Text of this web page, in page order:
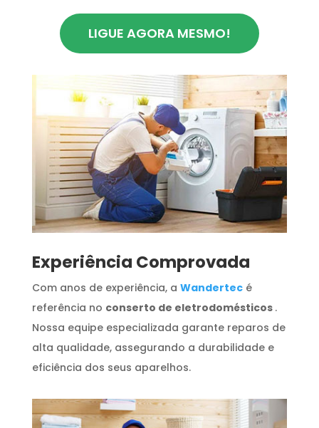
LIGUE AGORA MESMO!
​Experiência Comprovada
Com anos de experiência, a Wandertecé
referência no conserto de eletrodomésticos .
Nossa equipe especializada garante reparos de
alta qualidade, assegurando a durabilidade e
eficiência dos seus aparelhos.